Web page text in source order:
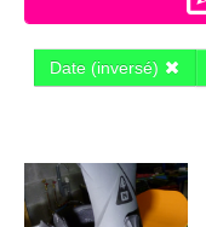
Date (inversé)